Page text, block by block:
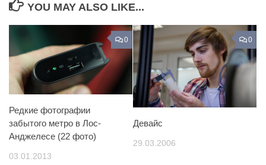
YOU MAY ALSO LIKE...
0
Редкие фотографии
забытого метро в Лос-
Анджелесе (22 фото)
03.01.2013
0
Девайс
29.03.2006